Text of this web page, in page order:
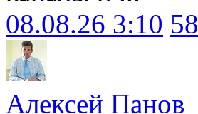
08.08.26 3:10 58
Алексей Панов